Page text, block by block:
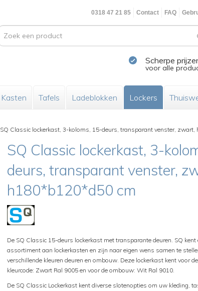
0318 47 21 85 Contact FAQ
Scherpe
voor alle
Kasten Tafels Ladeblokken Lockers
SQ Classic lockerkast, 3-koloms, 15-deurs, transparant venster, zwart,
SQ Classic lockerkast, 3-
deurs, transparant venster,
h180*b120*d50 cm
De SQ Classic 15-deurs lockerkast met transparante deuren. SQ kent
assortiment aan lockerkasten en zijn naar eigen wens samen te
verschillende kleuren deuren en ombouw. Deze lockerkast kent voor
kleurcode: Zwart Ral 9005 en voor de ombouw: Wit Ral 9010.
De SQ Classic Lockerkast kent diverse slotenopties om uw kleding,